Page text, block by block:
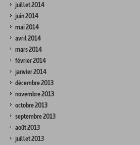
juillet 2014
juin 2014
mai 2014
avril 2014
mars 2014
février 2014
janvier 2014
décembre 2013
novembre 2013
octobre 2013
septembre 2013
août 2013
juillet 2013